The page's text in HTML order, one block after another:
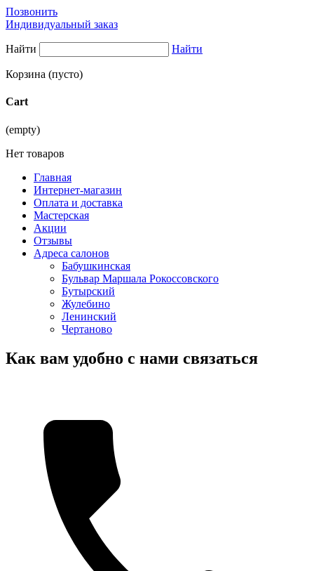
Позвонить
Индивидуальный заказ
Найти Найти
Корзина (пусто)
Cart
(empty)
Нет товаров
Главная
Интернет-магазин
Оплата и доставка
Мастерская
Акции
Отзывы
Адреса салонов
Бабушкинская
Бульвар Маршала Рокоссовского
Бутырский
Жулебино
Ленинский
Чертаново
Как вам удобно с нами связаться